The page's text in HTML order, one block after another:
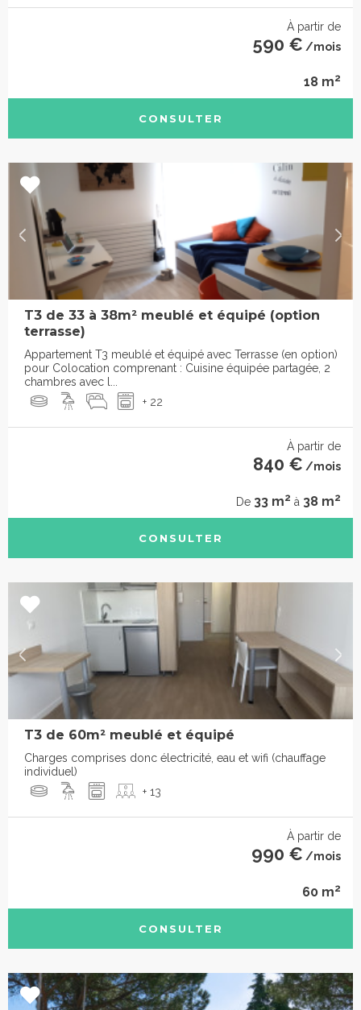
À partir de
590 € /mois
18 m2
CONSULTER
T3 de 33 à 38m² meublé et équipé (option
terrasse)
Appartement T3 meublé et équipé avec Terrasse (en option)
pour Colocation comprenant : Cuisine équipée partagée, 2
chambres avec l...
+ 22
À partir de
840 € /mois
De 33 m2 à 38 m2
CONSULTER
T3 de 60m² meublé et équipé
Charges comprises donc électricité, eau et wifi (chauffage
individuel)
+ 13
À partir de
990 € /mois
60 m2
CONSULTER